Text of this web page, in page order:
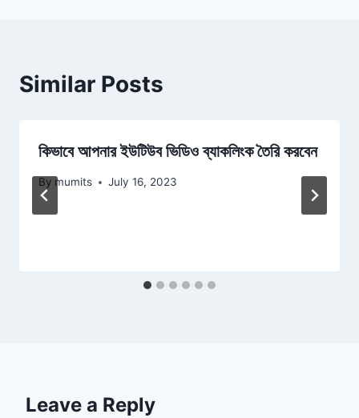
Similar Posts
কিভাবে আপনার ইউটিউব ভিডিও ব্যাকলিংক তৈরি করবেন
By mumits July 16, 2023
Leave a Reply